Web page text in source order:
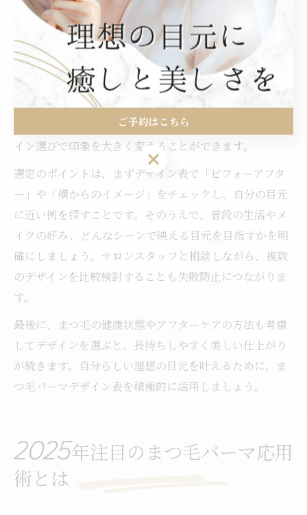
自分に合うまつ毛パーマデザイン表の選定術
自分に合うまつ毛パーマデザイン表を選ぶためには、ま
つ毛や目元の個性をしっかり理解することが不可欠で
す。まつ毛の長さや生え方、まぶたの厚み、目の形によ
って似合うデザインは大きく異なります。特に一重や奥
二重の方は「意味ない」と感じがちですが、適切なデザ
イン選びで印象を大きく変えることができます。
選定のポイントは、まずデザイン表で「ビフォーアフタ
ー」や「横からのイメージ」をチェックし、自分の目元
に近い例を探すことです。そのうえで、普段の生活やメ
イクの好み、どんなシーンで映える目元を目指すかを明
確にしましょう。サロンスタッフと相談しながら、複数
のデザインを比較検討することも失敗防止につながりま
す。
最後に、まつ毛の健康状態やアフターケアの方法も考慮
してデザインを選ぶと、長持ちしやすく美しい仕上がり
が続きます。自分らしい理想の目元を叶えるために、ま
つ毛パーマデザイン表を積極的に活用しましょう。
2025年注目のまつ毛パーマ応用
術とは
ご予約はこちら
ご予約はこちら